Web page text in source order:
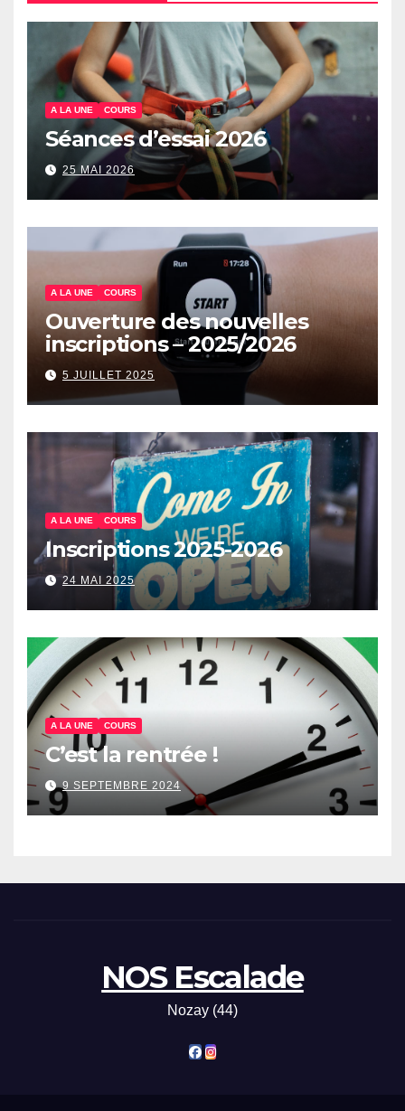
A LA UNE COURS
Séances d’essai 2026
25 MAI 2026
A LA UNE COURS
Ouverture des nouvelles
inscriptions – 2025/2026
5 JUILLET 2025
A LA UNE COURS
Inscriptions 2025-2026
24 MAI 2025
A LA UNE COURS
C’est la rentrée !
9 SEPTEMBRE 2024
NOS Escalade
Nozay (44)